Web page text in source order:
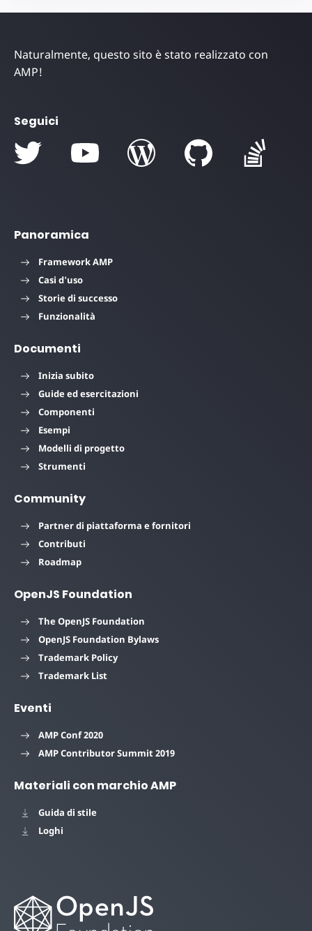
Naturalmente, questo sito è stato realizzato con
AMP!
Seguici
Panoramica
Framework AMP
Casi d'uso
Storie di successo
Funzionalità
Documenti
Inizia subito
Guide ed esercitazioni
Componenti
Esempi
Modelli di progetto
Strumenti
Community
Partner di piattaforma e fornitori
Contributi
Roadmap
OpenJS Foundation
The OpenJS Foundation
OpenJS Foundation Bylaws
Trademark Policy
Trademark List
Eventi
AMP Conf 2020
AMP Contributor Summit 2019
Materiali con marchio AMP
Guida di stile
Loghi